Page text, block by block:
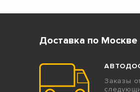
Доставка по Москве
Заказы